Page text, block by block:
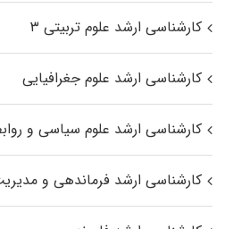
کارشناسی ارشد علوم تربیتی ۳
کارشناسی ارشد علوم جغرافیایی
کارشناسی ارشد علوم سیاسی و
کارشناسی ارشد فرماندهی و